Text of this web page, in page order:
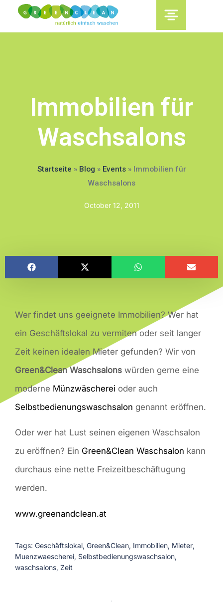
content
Immobilien für
Waschsalons
Startseite » Blog » Events» Immobilien für
Waschsalons
October 12, 2011
Wer findet uns geeignete Immobilien? Wer hat
ein Geschäftslokal zu vermiten oder seit langer
Zeit keinen idealen Mieter gefunden? Wir von
Green&Clean Waschsalons würden gerne eine
moderne Münzwäscherei oder auch
Selbstbedienungswaschsalon genannt eröffnen.
Oder wer hat Lust seinen eigenen Waschsalon
zu eröffnen? Ein Green&Clean Waschsalon kann
durchaus eine nette Freizeitbeschäftugung
werden.
www.greenandclean.at
Tags: Geschäftslokal, Green&Clean, Immobilien, Mieter,
Muenzwaescherei, Selbstbedienungswaschsalon,
waschsalons, Zeit